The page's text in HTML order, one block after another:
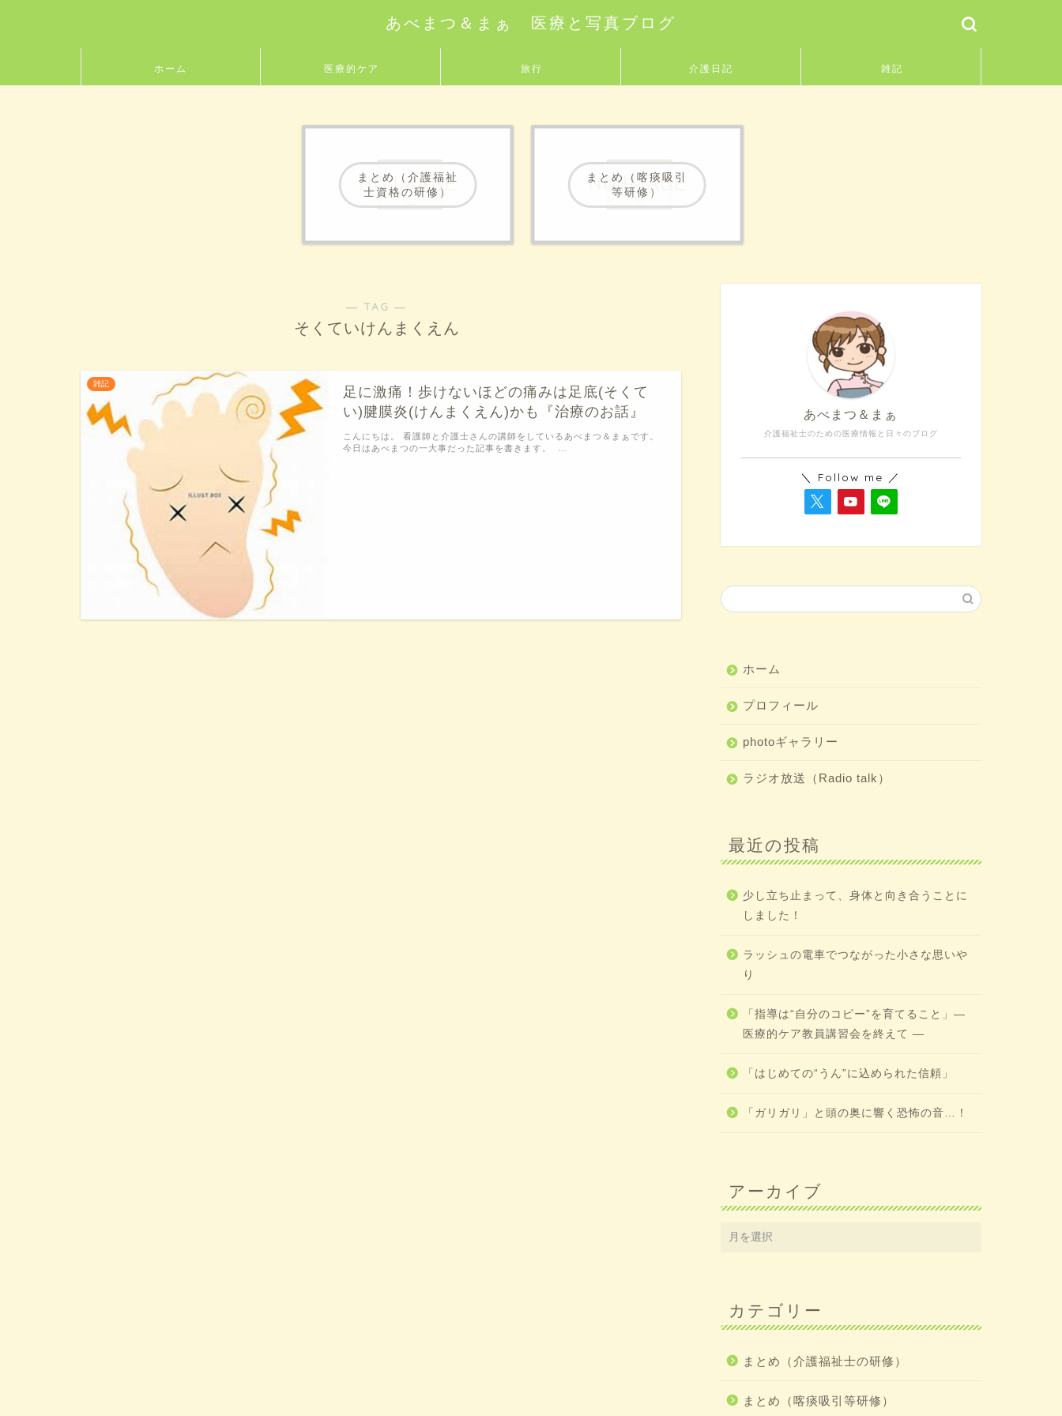
あべまつ＆まぁ 医療と写真ブログ
ホーム 医療的ケア 旅行 介護日記 雑記
まとめ（介護福祉
士資格の研修）
まとめ（喀痰吸引
等研修）
― TAG ―
そくていけんまくえん
雑記
足に激痛！歩けないほどの痛みは足底(そくて
い)腱膜炎(けんまくえん)かも『治療のお話』
こんにちは。 看護師と介護士さんの講師をしているあべまつ＆まぁです。
今日はあべまつの一大事だった記事を書きます。 …
介護福祉士のための医療情報と日々のブログ
あべまつ＆まぁ
＼ Follow me ／
ホーム
プロフィール
photoギャラリー
ラジオ放送（Radio talk）
最近の投稿
少し立ち止まって、身体と向き合うことに
しました！
ラッシュの電車でつながった小さな思いや
り
「指導は“自分のコピー”を育てること」―
医療的ケア教員講習会を終えて ―
「はじめての“うん”に込められた信頼」
「ガリガリ」と頭の奥に響く恐怖の音…！
アーカイブ
カテゴリー
まとめ（介護福祉士の研修）
まとめ（喀痰吸引等研修）